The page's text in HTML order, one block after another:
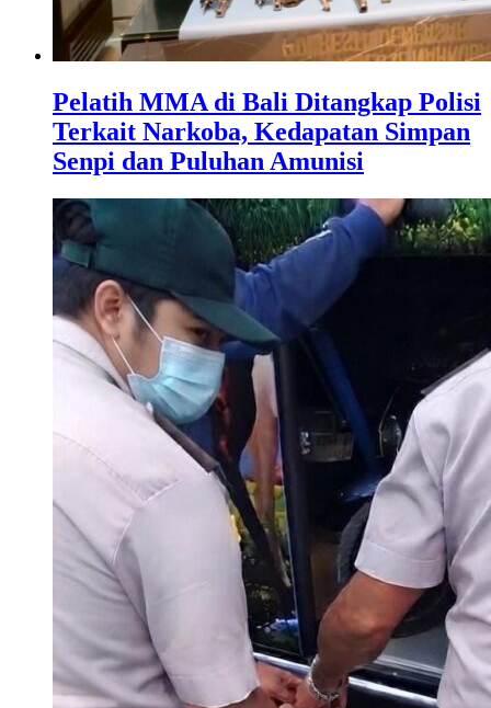
Pelatih MMA di Bali Ditangkap Polisi
Terkait Narkoba, Kedapatan Simpan
Senpi dan Puluhan Amunisi